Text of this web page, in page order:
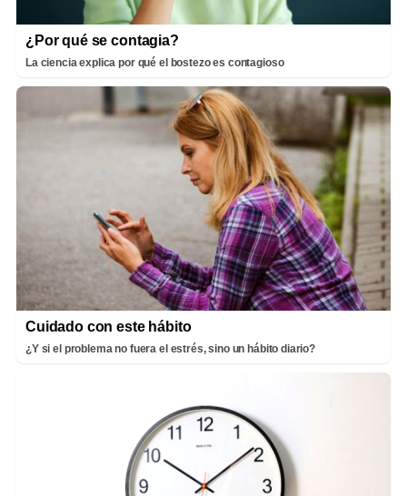
¿Por qué se contagia?
La ciencia explica por qué el bostezo es contagioso
Cuidado con este hábito
¿Y si el problema no fuera el estrés, sino un hábito diario?